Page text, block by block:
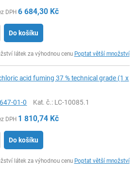
DPH 6 684,30 Kč
Do košíku
látek za výhodnou cenu Poptat větší množství
acid fuming 37 % technical grade (1 x
01-0 Kat. č.: LC-10085.1
DPH 1 810,74 Kč
Do košíku
látek za výhodnou cenu Poptat větší množství